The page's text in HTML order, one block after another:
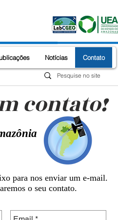
Notícias Contato
contato!
para nos enviar um e-mail.
o seu contato.